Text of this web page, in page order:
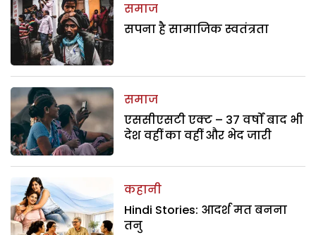
समाज
सपना है सामाजिक स्वतंत्रता
समाज
एससीएसटी एक्ट – 37 वर्षों बाद भी
देश वहीं का वहीं और भेद जारी
कहानी
Hindi Stories: आदर्श मत बनना
तनु